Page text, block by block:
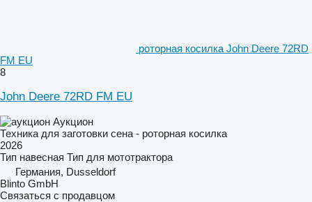
роторная косилка John Deere 72RD
FM EU
8
John Deere 72RD FM EU
Аукцион
Техника для заготовки сена - роторная косилка
2026
Тип навесная Тип для мототрактора
Германия, Dusseldorf
Blinto GmbH
Связаться с продавцом